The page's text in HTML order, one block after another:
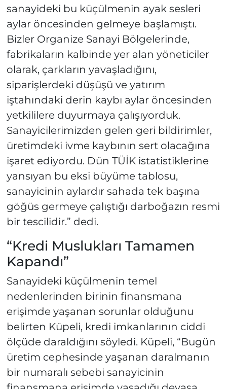
sanayideki bu küçülmenin ayak sesleri
aylar öncesinden gelmeye başlamıştı.
Bizler Organize Sanayi Bölgelerinde,
fabrikaların kalbinde yer alan yöneticiler
olarak, çarkların yavaşladığını,
siparişlerdeki düşüşü ve yatırım
iştahındaki derin kaybı aylar öncesinden
yetkililere duyurmaya çalışıyorduk.
Sanayicilerimizden gelen geri bildirimler,
üretimdeki ivme kaybının sert olacağına
işaret ediyordu. Dün TÜİK istatistiklerine
yansıyan bu eksi büyüme tablosu,
sanayicinin aylardır sahada tek başına
göğüs germeye çalıştığı darboğazın resmi
bir tescilidir.” dedi.
“Kredi Muslukları Tamamen
Kapandı”
Sanayideki küçülmenin temel
nedenlerinden birinin finansmana
erişimde yaşanan sorunlar olduğunu
belirten Küpeli, kredi imkanlarının ciddi
ölçüde daraldığını söyledi. Küpeli, “Bugün
üretim cephesinde yaşanan daralmanın
bir numaralı sebebi sanayicinin